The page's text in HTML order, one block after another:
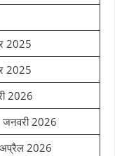
2025
2025
2026
2026
2026